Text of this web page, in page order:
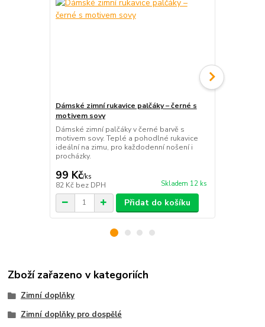
Dámské zimní rukavice palčáky – černé s
motivem sovy
Dámské zimní palčáky v černé barvě s
motivem sovy. Teplé a pohodlné rukavice
ideální na zimu, pro každodenní nošení i
procházky.
99 Kč/ks
82 Kč bez DPH Skladem 12 ks
Přidat do košíku
Zboží zařazeno v kategoriích
Zimní doplňky
Zimní doplňky pro dospělé